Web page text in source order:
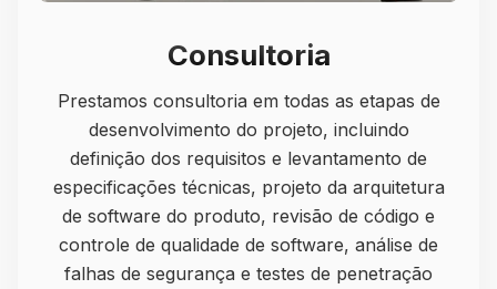
Consultoria
Prestamos consultoria em todas as etapas de
desenvolvimento do projeto, incluindo
definição dos requisitos e levantamento de
especificações técnicas, projeto da arquitetura
de software do produto, revisão de código e
controle de qualidade de software, análise de
falhas de segurança e testes de penetração